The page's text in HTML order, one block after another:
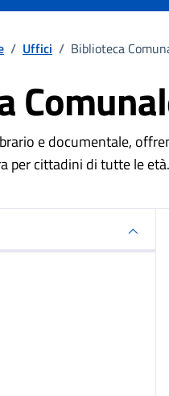
/ Uffici / Biblioteca
e documentale,
per cittadini di tutte le età.